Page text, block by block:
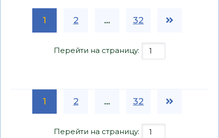
1 2 ... 32
Перейти на страницу:
1 2 ... 32
Перейти на страницу: